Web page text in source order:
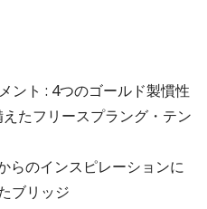
ント : 4つのゴールド製慣性
たフリースプラング・テン
らのインスピレーションに
ブリッジ